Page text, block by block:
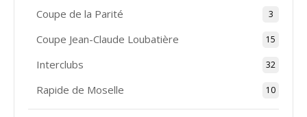
Coupe de la Parité 3
Coupe Jean-Claude Loubatière 15
Interclubs 32
Rapide de Moselle 10